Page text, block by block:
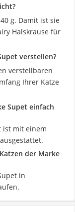
g. Damit ist sie
Halskrause für
verstellen?
verstellbaren
Ihrer Katze
Supet einfach
ist mit einem
der Marke
in